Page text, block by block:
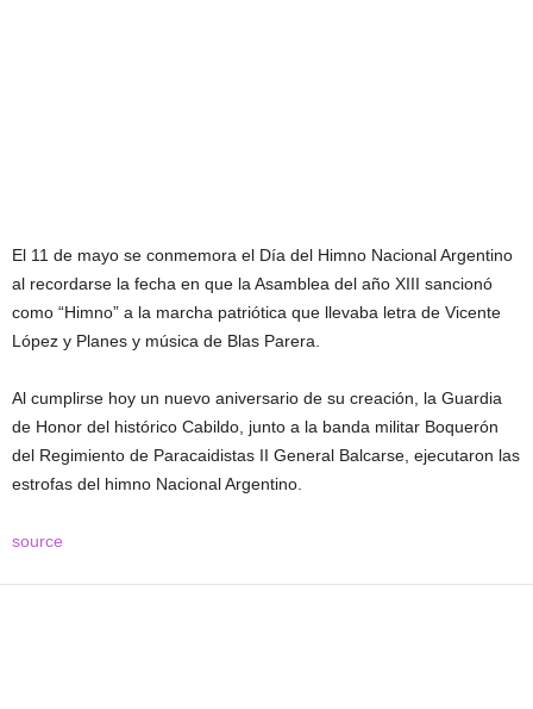
El 11 de mayo se conmemora el Día del Himno Nacional Argentino
al recordarse la fecha en que la Asamblea del año XIII sancionó
como “Himno” a la marcha patriótica que llevaba letra de Vicente
López y Planes y música de Blas Parera.
Al cumplirse hoy un nuevo aniversario de su creación, la Guardia
de Honor del histórico Cabildo, junto a la banda militar Boquerón
del Regimiento de Paracaidistas II General Balcarse, ejecutaron las
estrofas del himno Nacional Argentino.
source